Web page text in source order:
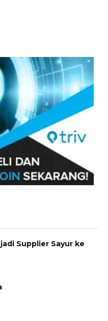
Supplier Sayur ke